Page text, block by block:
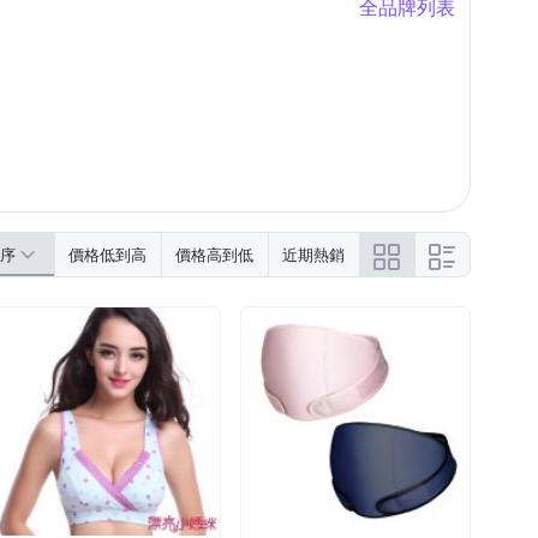
全品牌列表
價格低到高 價格高到低 近期熱銷